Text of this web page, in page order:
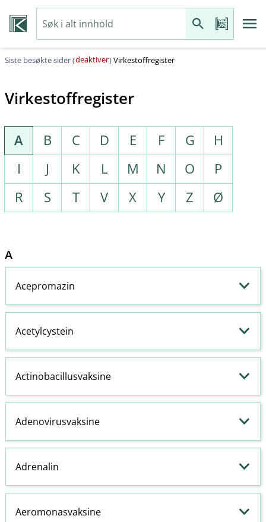
Siste besøkte sider (deaktiver)Virkestoffregister
Virkestoffregister
A B C D E F G
H
I
J K L M N O
P
R
S T V X Y Z Ø
A
Acepromazin
Acetylcystein
Actinobacillusvaksine
Adenovirusvaksine
Adrenalin
Aeromonasvaksine